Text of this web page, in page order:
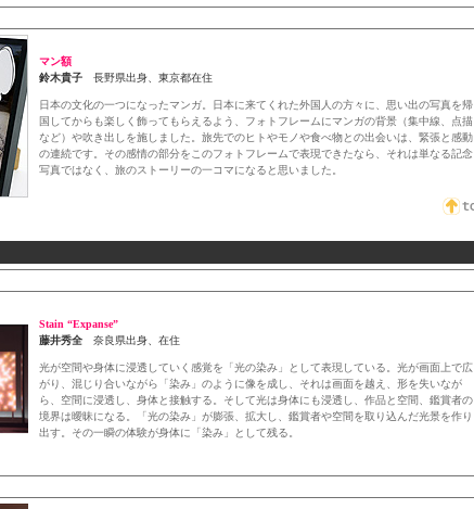
マン額
鈴木貴子 長野県出身、東京都在住
日本の文化の一つになったマンガ。日本に来てくれた外国人の方々に、思い出の写真を帰
国してからも楽しく飾ってもらえるよう、フォトフレームにマンガの背景（集中線、点描
など）や吹き出しを施しました。旅先でのヒトやモノや食べ物との出会いは、緊張と感動
の連続です。その感情の部分をこのフォトフレームで表現できたなら、それは単なる記念
写真ではなく、旅のストーリーの一コマになると思いました。
Stain “Expanse”
藤井秀全 奈良県出身、在住
光が空間や身体に浸透していく感覚を「光の染み」として表現している。光が画面上で広
がり、混じり合いながら「染み」のように像を成し、それは画面を越え、形を失いなが
ら、空間に浸透し、身体と接触する。そして光は身体にも浸透し、作品と空間、鑑賞者の
境界は曖昧になる。「光の染み」が膨張、拡大し、鑑賞者や空間を取り込んだ光景を作り
出す。その一瞬の体験が身体に「染み」として残る。